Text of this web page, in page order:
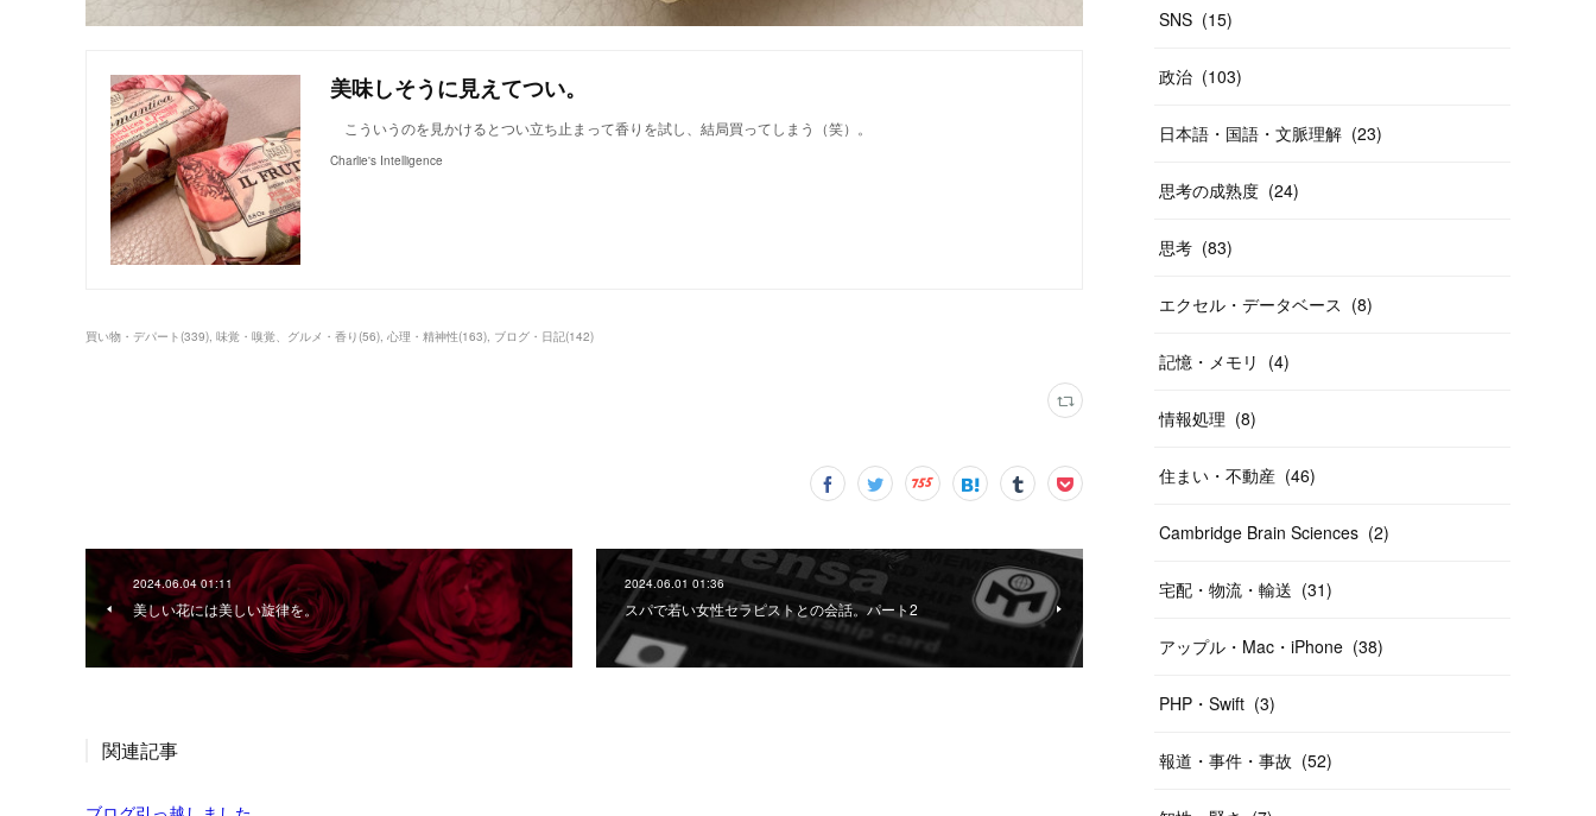
美味しそうに見えてつい。
こういうのを見かけるとつい立ち止まって香りを試し、結局買ってしまう（笑）。
Charlie's Intelligence
買い物・デパート(339) 味覚・嗅覚、グルメ・香り(56) 心理・精神性(163) ブログ・日記(142)
2024.06.04 01:11
美しい花には美しい旋律を。
2024.06.01 01:36
スパで若い女性セラピストとの会話。パート2
関連記事
SNS (15)
政治 (103)
日本語・国語・文脈理解 (23)
思考の成熟度 (24)
思考 (83)
エクセル・データベース (8)
記憶・メモリ (4)
情報処理 (8)
住まい・不動産 (46)
Cambridge Brain Sciences (2)
宅配・物流・輸送 (31)
アップル・Mac・iPhone (38)
PHP・Swift (3)
報道・事件・事故 (52)